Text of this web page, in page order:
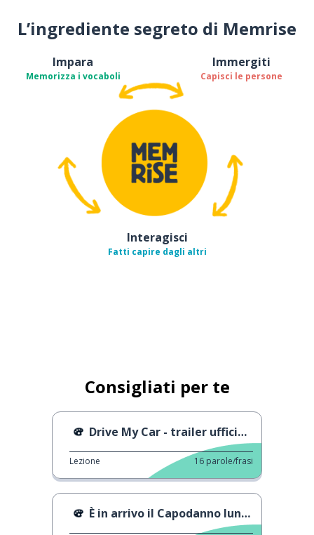
L’ingrediente segreto di Memrise
Impara
Memorizza i vocaboli
Immergiti
Capisci le persone
Interagisci
Fatti capire dagli altri
Consigliati per te
Drive My Car - trailer ufficiale
Lezione 16 parole/frasi
È in arrivo il Capodanno lunare